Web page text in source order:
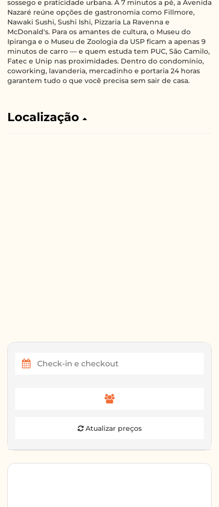
sossego e praticidade urbana. A 7 minutos a pé, a Avenida
Nazaré reúne opções de gastronomia como Fillmore,
Nawaki Sushi, Sushi Ishi, Pizzaria La Ravenna e
McDonald's. Para os amantes de cultura, o Museu do
Ipiranga e o Museu de Zoologia da USP ficam a apenas 9
minutos de carro — e quem estuda tem PUC, São Camilo,
Fatec e Unip nas proximidades. Dentro do condomínio,
coworking, lavanderia, mercadinho e portaria 24 horas
garantem tudo o que você precisa sem sair de casa.
Localização
Atualizar preços